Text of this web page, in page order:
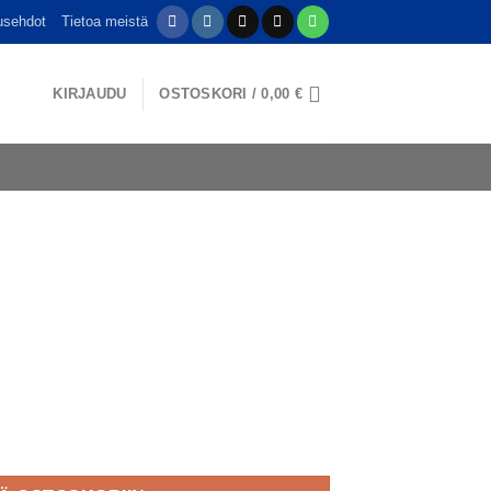
Tietoa meistä
KIRJAUDU OSTOSKORI /0,00 €